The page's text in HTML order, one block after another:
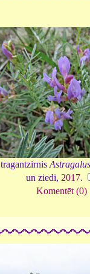
un ziedi, 2017.
Komentēt (0)